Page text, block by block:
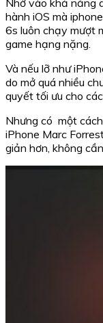
hành iOS mà
6s luôn chạy mượt
game hạng nặng.
Và nếu lỡ như
do mở quá nhiều
quyết tối ưu cho
Nhưng có một
iPhone Marc
giản hơn, không